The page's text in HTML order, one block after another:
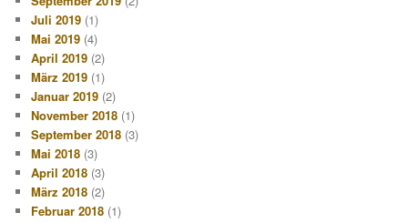
Juli 2019 (1)
Mai 2019 (4)
April 2019 (2)
März 2019 (1)
Januar 2019 (2)
November 2018 (1)
September 2018 (3)
Mai 2018 (3)
April 2018 (3)
März 2018 (2)
Februar 2018 (1)